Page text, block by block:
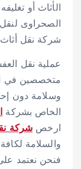
الأثاث أو
الصحراوى
شركة نقل
عملية نقل
متخصصين في
وسلامة دون
الخاص بشركة
ارخص شركة
والسلامة
فنحن نعتمد